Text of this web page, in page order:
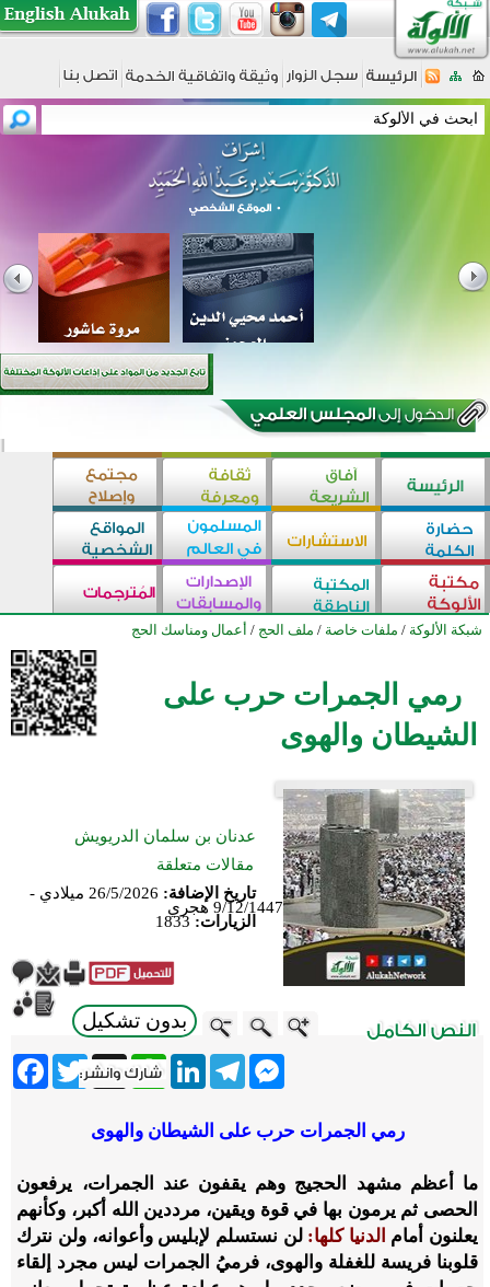
شبكة الألوكة / ملفات خاصة / ملف الحج / أعمال ومناسك الحج
رمي الجمرات حرب على
الشيطان والهوى
عدنان بن سلمان الدريويش
مقالات متعلقة
تاريخ الإضافة:
26/5/2026 ميلادي -
9/12/1447 هجري
الزيارات: 1833
بدون تشكيل
Twitter X
WhatsApp
LinkedInTelegram
Messenger
رمي الجمرات حرب على الشيطان والهوى
ما أعظم مشهد الحجيج وهم يقفون عند الجمرات، يرفعون
الحصى ثم يرمون بها في قوة ويقين، مرددين الله أكبر، وكأنهم
يعلنون أمام الدنيا كلها:لن نستسلم لإبليس وأعوانه، ولن نترك
قلوبنا فريسة للغفلة والهوى، فرميُ الجمرات ليس مجرد إلقاء